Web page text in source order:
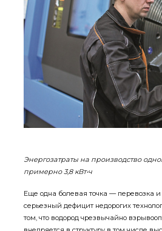
Энергозатраты на производство
примерно 3,8 кВт•ч
Еще одна болевая точка — перевозка
серьезный дефицит недорогих
том, что водород чрезвычайно